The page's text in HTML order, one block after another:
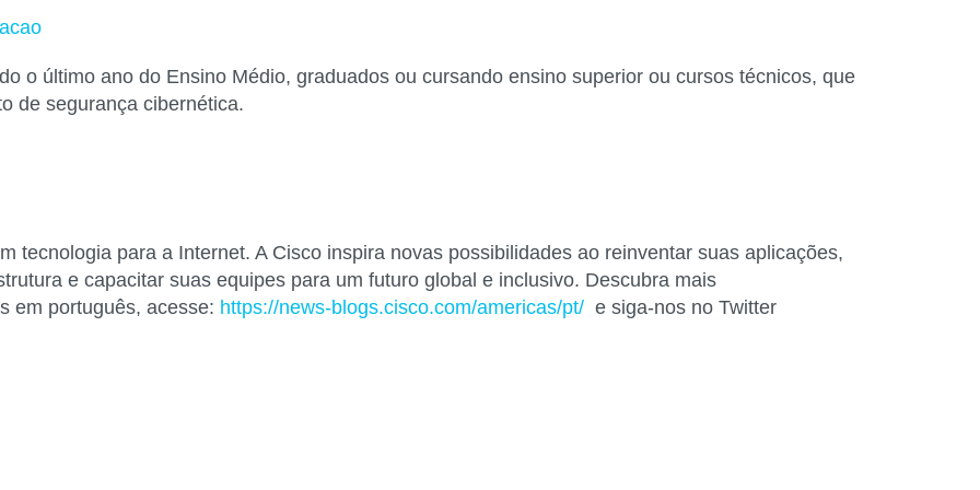
o último ano do Ensino Médio, graduados ou cursando ensino superior ou cursos técnicos, que
de segurança cibernética.
tecnologia para a Internet. A Cisco inspira novas possibilidades ao reinventar suas aplicações,
e capacitar suas equipes para um futuro global e inclusivo. Descubra mais
em português, acesse: https://news-blogs.cisco.com/americas/pt/ e siga-nos no Twitter